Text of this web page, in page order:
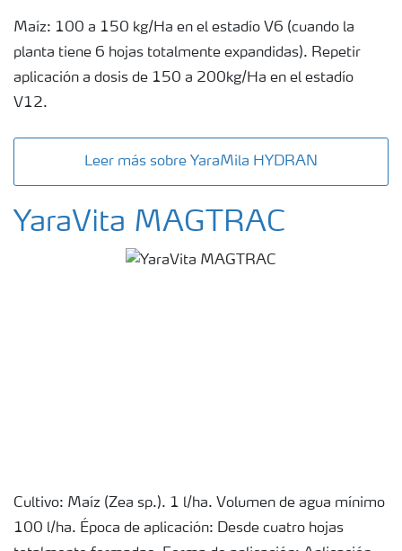
Maíz: 100 a 150 kg/Ha en el estadío V6 (cuando la
planta tiene 6 hojas totalmente expandidas). Repetir
aplicación a dosis de 150 a 200kg/Ha en el estadío
V12.
Leer más sobre YaraMila HYDRAN
YaraVita MAGTRAC
Cultivo: Maíz (Zea sp.). 1 l/ha. Volumen de agua mínimo
100 l/ha. Época de aplicación: Desde cuatro hojas